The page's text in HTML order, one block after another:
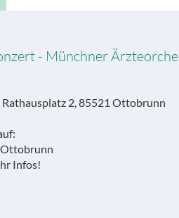
- Münchner
2, 85521 Ottobrunn
Infos!